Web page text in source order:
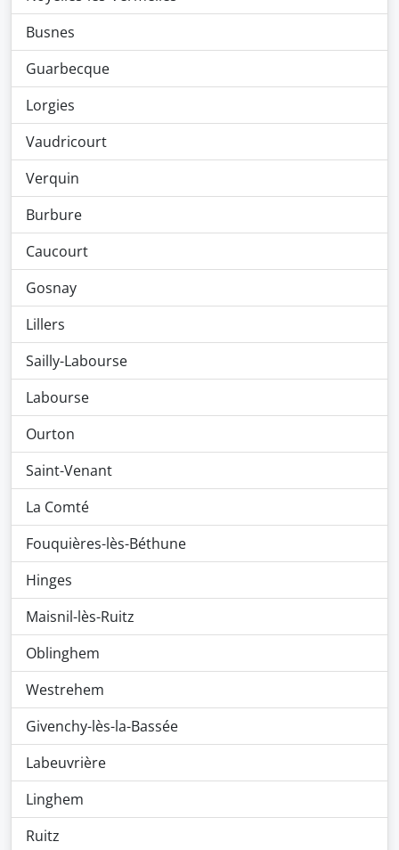
Busnes
Guarbecque
Lorgies
Vaudricourt
Verquin
Burbure
Caucourt
Gosnay
Lillers
Sailly-Labourse
Labourse
Ourton
Saint-Venant
La Comté
Fouquières-lès-Béthune
Hinges
Maisnil-lès-Ruitz
Oblinghem
Westrehem
Givenchy-lès-la-Bassée
Labeuvrière
Linghem
Ruitz